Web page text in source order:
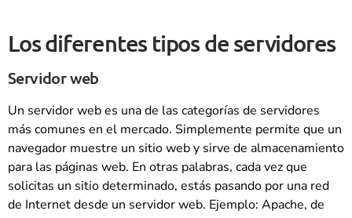
Los diferentes tipos de servidores
Servidor web
Un servidor web es una de las categorías de servidores
más comunes en el mercado. Simplemente permite que un
navegador muestre un sitio web y sirve de almacenamiento
para las páginas web. En otras palabras, cada vez que
solicitas un sitio determinado, estás pasando por una red
de Internet desde un servidor web. Ejemplo: Apache, de